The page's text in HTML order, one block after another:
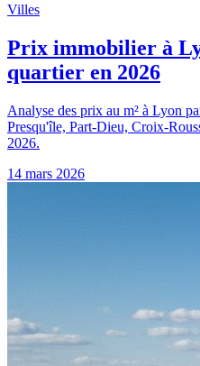
Villes
Prix immobilier à
quartier en 2026
Analyse des prix au m² à Lyon
Presqu'île, Part-Dieu, Croix-
2026.
14 mars 2026